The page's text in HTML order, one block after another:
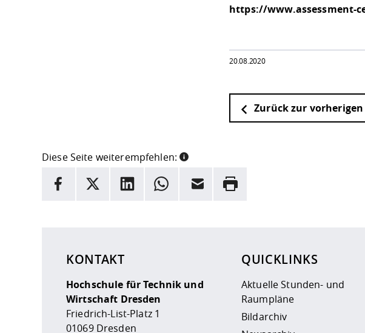
https://www.assessment-
20.08.2020
Zurück zur vorherigen
Diese Seite weiterempfehlen:
INFORMATION
Facebook
X LinkedInWhatsappE-Mail Drucken
KONTAKT
Hochschule für Technik und
Wirtschaft Dresden
Friedrich-List-Platz 1
01069 Dresden
QUICKLINKS
Aktuelle Stunden- und
Raumpläne
Bildarchiv